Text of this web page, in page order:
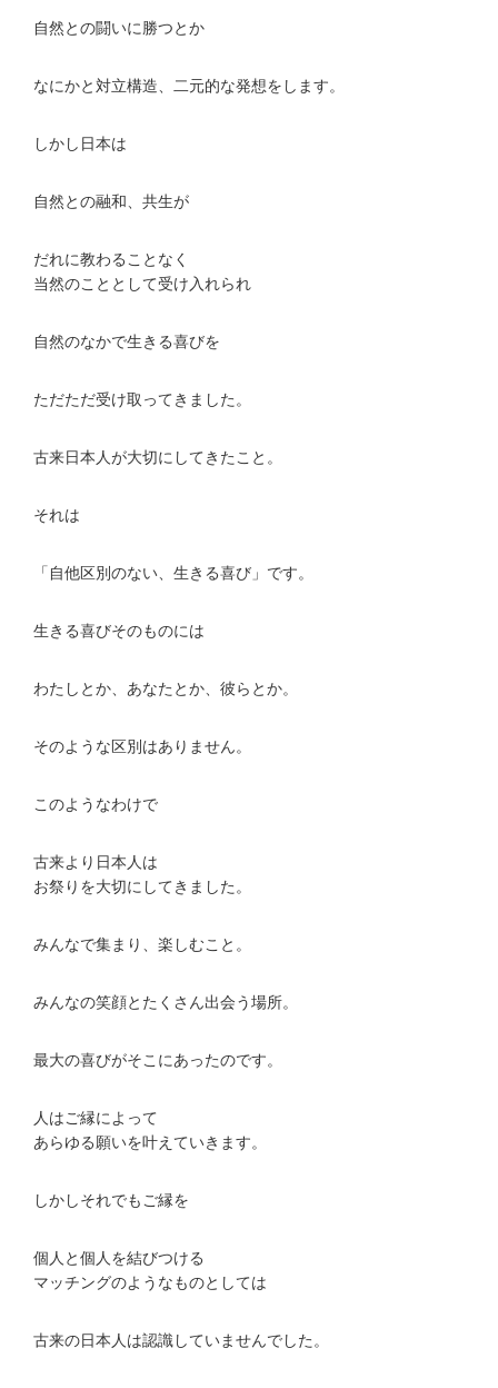
自然との闘いに勝つとか
なにかと対立構造、二元的な発想をします。
しかし日本は
自然との融和、共生が
だれに教わることなく
当然のこととして受け入れられ
自然のなかで生きる喜びを
ただただ受け取ってきました。
古来日本人が大切にしてきたこと。
それは
「自他区別のない、生きる喜び」です。
生きる喜びそのものには
わたしとか、あなたとか、彼らとか。
そのような区別はありません。
このようなわけで
古来より日本人は
お祭りを大切にしてきました。
みんなで集まり、楽しむこと。
みんなの笑顔とたくさん出会う場所。
最大の喜びがそこにあったのです。
人はご縁によって
あらゆる願いを叶えていきます。
しかしそれでもご縁を
個人と個人を結びつける
マッチングのようなものとしては
古来の日本人は認識していませんでした。